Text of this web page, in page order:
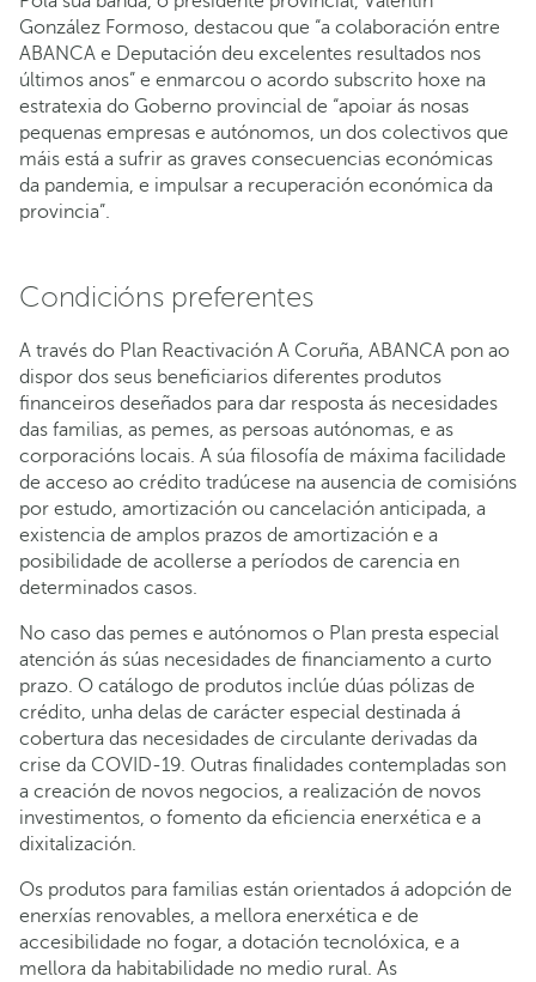
González Formoso, destacou que “a colaboración entre
ABANCA e Deputación deu excelentes resultados nos
últimos anos” e enmarcou o acordo subscrito hoxe na
estratexia do Goberno provincial de “apoiar ás nosas
pequenas empresas e autónomos, un dos colectivos que
máis está a sufrir as graves consecuencias económicas
da pandemia, e impulsar a recuperación económica da
provincia”.
Condicións preferentes
A través do Plan Reactivación A Coruña, ABANCA pon ao
dispor dos seus beneficiarios diferentes produtos
financeiros deseñados para dar resposta ás necesidades
das familias, as pemes, as persoas autónomas, e as
corporacións locais. A súa filosofía de máxima facilidade
de acceso ao crédito tradúcese na ausencia de comisións
por estudo, amortización ou cancelación anticipada, a
existencia de amplos prazos de amortización e a
posibilidade de acollerse a períodos de carencia en
determinados casos.
No caso das pemes e autónomos o Plan presta especial
atención ás súas necesidades de financiamento a curto
prazo. O catálogo de produtos inclúe dúas pólizas de
crédito, unha delas de carácter especial destinada á
cobertura das necesidades de circulante derivadas da
crise da COVID-19. Outras finalidades contempladas son
a creación de novos negocios, a realización de novos
investimentos, o fomento da eficiencia enerxética e a
dixitalización.
Os produtos para familias están orientados á adopción de
enerxías renovables, a mellora enerxética e de
accesibilidade no fogar, a dotación tecnolóxica, e a
mellora da habitabilidade no medio rural. As